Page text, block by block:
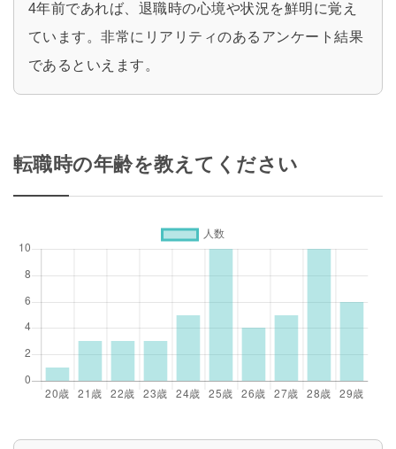
4年前であれば、退職時の心境や状況を鮮明に覚え
ています。非常にリアリティのあるアンケート結果
であるといえます。
転職時の年齢を教えてください